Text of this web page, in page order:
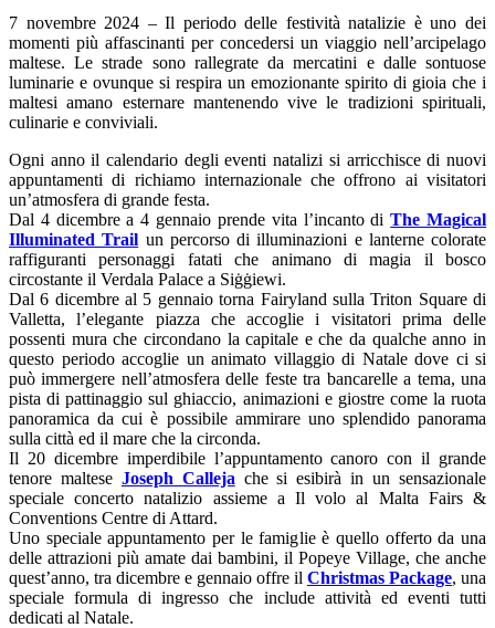
7 novembre 2024 – Il periodo delle festività natalizie è uno dei
momenti più affascinanti per concedersi un viaggio nell’arcipelago
maltese. Le strade sono rallegrate da mercatini e dalle sontuose
luminarie e ovunque si respira un emozionante spirito di gioia che i
maltesi amano esternare mantenendo vive le tradizioni spirituali,
culinarie e conviviali.
Ogni anno il calendario degli eventi natalizi si arricchisce di nuovi
appuntamenti di richiamo internazionale che offrono ai visitatori
un’atmosfera di grande festa.
Dal 4 dicembre a 4 gennaio prende vita l’incanto diThe Magical
Illuminated Trail un percorso di illuminazioni e lanterne colorate
raffiguranti personaggi fatati che animano di magia il bosco
circostante il Verdala Palace a Siġġiewi.
Dal 6 dicembre al 5 gennaio torna Fairyland sulla Triton Square di
Valletta, l’elegante piazza che accoglie i visitatori prima delle
possenti mura che circondano la capitale e che da qualche anno in
questo periodo accoglie un animato villaggio di Natale dove ci si
può immergere nell’atmosfera delle feste tra bancarelle a tema, una
pista di pattinaggio sul ghiaccio, animazioni e giostre come la ruota
panoramica da cui è possibile ammirare uno splendido panorama
sulla città ed il mare che la circonda.
Il 20 dicembre imperdibile l’appuntamento canoro con il grande
tenore maltese Joseph Calleja che si esibirà in un sensazionale
speciale concerto natalizio assieme a Il volo al Malta Fairs &
Conventions Centre di Attard.
Uno speciale appuntamento per le famiglie è quello offerto da una
delle attrazioni più amate dai bambini, il Popeye Village, che anche
quest’anno, tra dicembre e gennaio offre il Christmas Package, una
speciale formula di ingresso che include attività ed eventi tutti
dedicati al Natale.